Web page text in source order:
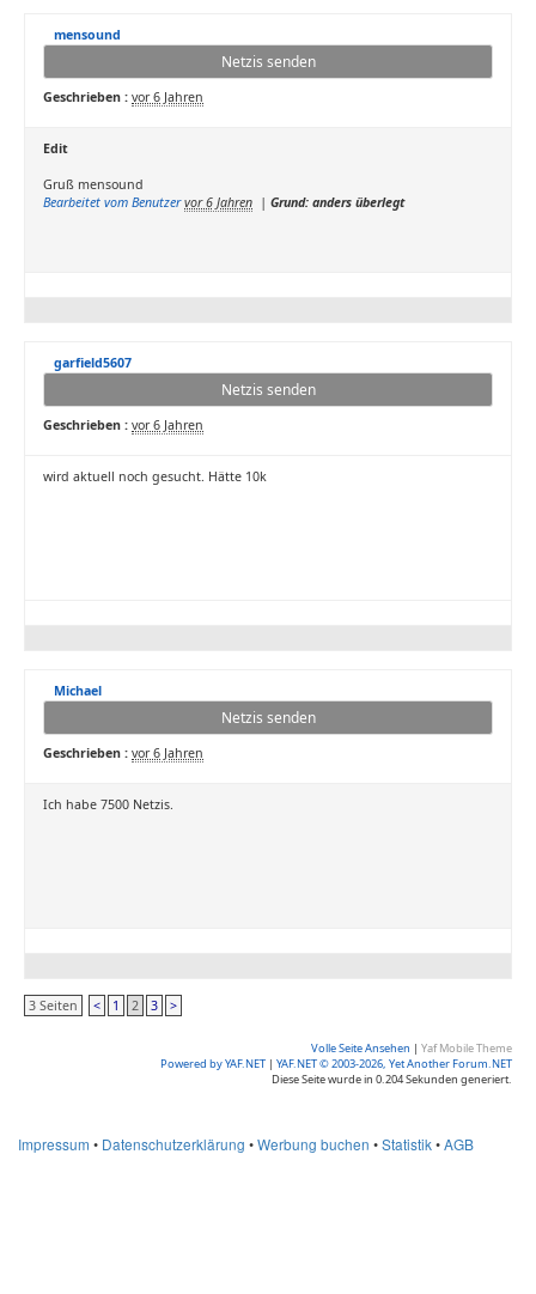
mensound
Netzis senden
Geschrieben : vor 6 Jahren
Edit
Gruß mensound
Bearbeitet vom Benutzer vor 6 Jahren | Grund: anders überlegt
garfield5607
Netzis senden
Geschrieben : vor 6 Jahren
wird aktuell noch gesucht. Hätte 10k
Michael
Netzis senden
Geschrieben : vor 6 Jahren
Ich habe 7500 Netzis.
3 Seiten < 1 2 3 >
Volle Seite Ansehen | Yaf Mobile Theme
Powered by YAF.NET | YAF.NET © 2003-2026, Yet Another Forum.NET
Diese Seite wurde in 0.204 Sekunden generiert.
Impressum • Datenschutzerklärung •Werbung buchen •Statistik•AGB